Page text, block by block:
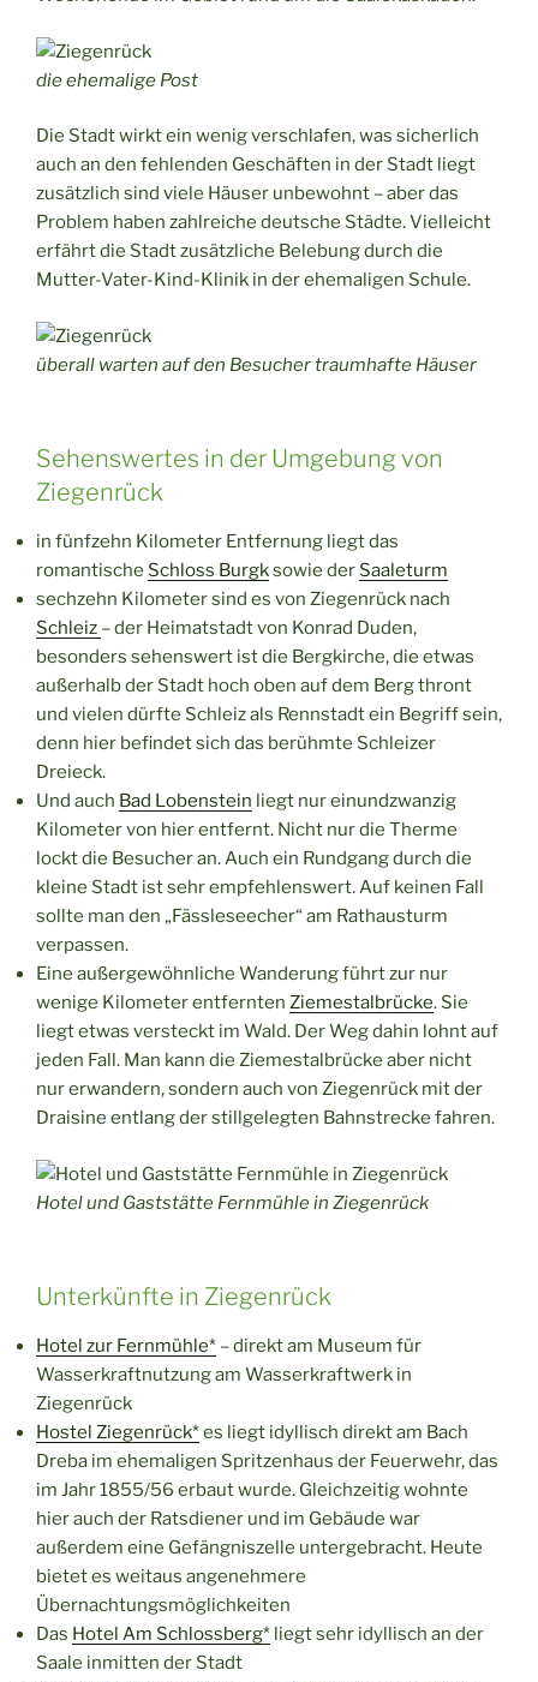
die ehemalige Post
Die Stadt wirkt ein wenig verschlafen, was sicherlich
auch an den fehlenden Geschäften in der Stadt liegt
zusätzlich sind viele Häuser unbewohnt – aber das
Problem haben zahlreiche deutsche Städte. Vielleicht
erfährt die Stadt zusätzliche Belebung durch die
Mutter-Vater-Kind-Klinik in der ehemaligen Schule.
überall warten auf den Besucher traumhafte Häuser
Sehenswertes in der Umgebung von
Ziegenrück
in fünfzehn Kilometer Entfernung liegt das
romantische Schloss Burgksowie der Saaleturm
sechzehn Kilometer sind es von Ziegenrück nach
Schleiz – der Heimatstadt von Konrad Duden,
besonders sehenswert ist die Bergkirche, die etwas
außerhalb der Stadt hoch oben auf dem Berg thront
und vielen dürfte Schleiz als Rennstadt ein Begriff sein,
denn hier befindet sich das berühmte Schleizer
Dreieck.
Und auch Bad Lobenstein liegt nur einundzwanzig
Kilometer von hier entfernt. Nicht nur die Therme
lockt die Besucher an. Auch ein Rundgang durch die
kleine Stadt ist sehr empfehlenswert. Auf keinen Fall
sollte man den „Fässleseecher“ am Rathausturm
verpassen.
Eine außergewöhnliche Wanderung führt zur nur
wenige Kilometer entfernten Ziemestalbrücke. Sie
liegt etwas versteckt im Wald. Der Weg dahin lohnt auf
jeden Fall. Man kann die Ziemestalbrücke aber nicht
nur erwandern, sondern auch von Ziegenrück mit der
Draisine entlang der stillgelegten Bahnstrecke fahren.
Hotel und Gaststätte Fernmühle in Ziegenrück
Unterkünfte in Ziegenrück
Hotel zur Fernmühle* – direkt am Museum für
Wasserkraftnutzung am Wasserkraftwerk in
Ziegenrück
Hostel Ziegenrück*es liegt idyllisch direkt am Bach
Dreba im ehemaligen Spritzenhaus der Feuerwehr, das
im Jahr 1855/56 erbaut wurde. Gleichzeitig wohnte
hier auch der Ratsdiener und im Gebäude war
außerdem eine Gefängniszelle untergebracht. Heute
bietet es weitaus angenehmere
Übernachtungsmöglichkeiten
Das Hotel Am Schlossberg* liegt sehr idyllisch an der
Saale inmitten der Stadt